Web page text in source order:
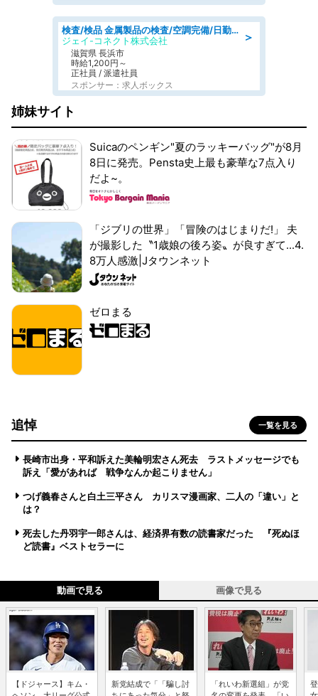
＞
検査/検品 金属製品の検査/空調完備/日勤·土日祝休み
ジェイ-コネクト株式会社
滋賀県 長浜市
時給1,200円～
正社員 / 派遣社員
スポンサー：求人ボックス
姉妹サイト
Suicaのペンギン"夏のラッキーバッグ"が8月
8日に発売。Pensta史上最も豪華な7点入り
だよ~。
「ジブリの世界」「冒険のはじまりだ!」 夫
が撮影した〝1歳娘の後ろ姿〟が良すぎて...4.
8万人感激|Jタウンネット
ゼロまる
追悼 一覧を見る
長崎市出身・平和訴えた美輪明宏さん死去 ラストメッセージでも
訴え「愛があれば 戦争なんか起こりません」
つげ義春さんと白土三平さん カリスマ漫画家、二人の「違い」と
は？
死去した丹羽宇一郎さんは、経済界有数の読書家だった 『死ぬほ
ど読書』ベストセラーに
動画で見る 画像で見る
【ドジャース】キム・
新党結成で「「騙し討
「れいわ新選組」が党